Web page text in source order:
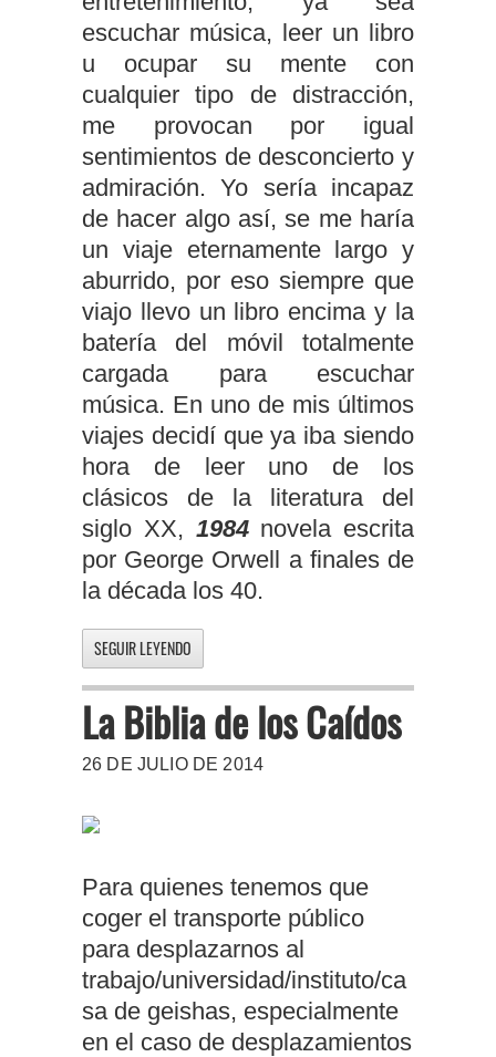
escuchar música, leer un libro
u ocupar su mente con
cualquier tipo de distracción,
me provocan por igual
sentimientos de desconcierto y
admiración. Yo sería incapaz
de hacer algo así, se me haría
un viaje eternamente largo y
aburrido, por eso siempre que
viajo llevo un libro encima y la
batería del móvil totalmente
cargada para escuchar
música. En uno de mis últimos
viajes decidí que ya iba siendo
hora de leer uno de los
clásicos de la literatura del
siglo XX, 1984novela escrita
por George Orwell a finales de
la década los 40.
SEGUIR LEYENDO
La Biblia de los Caídos
26 DE JULIO DE 2014
Para quienes tenemos que
coger el transporte público
para desplazarnos al
trabajo/universidad/instituto/ca
sa de geishas, especialmente
en el caso de desplazamientos